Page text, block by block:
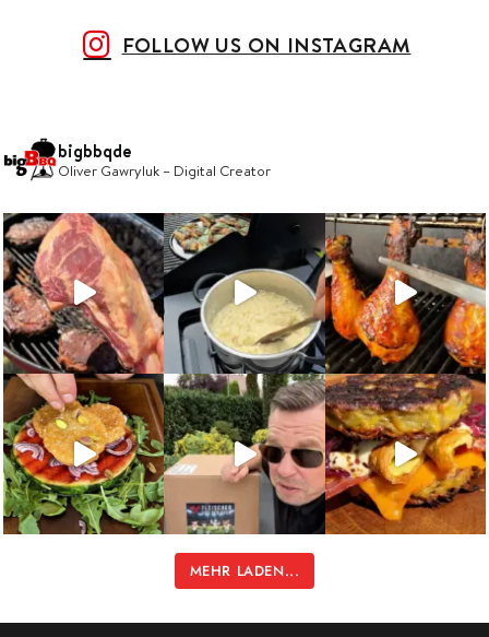
FOLLOW US ON INSTAGRAM
bigbbqde
Oliver Gawryluk – Digital Creator
MEHR LADEN...